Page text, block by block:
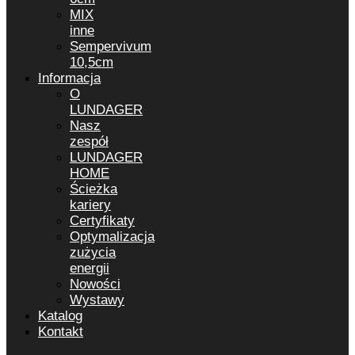
MIX
inne
Sempervivum
10,5cm
Informacja
O
LUNDAGER
Nasz
zespół
LUNDAGER
HOME
Ścieżka
kariery
Certyfikaty
Optymalizacja
zużycia
energii
Nowości
Wystawy
Katalog
Kontakt